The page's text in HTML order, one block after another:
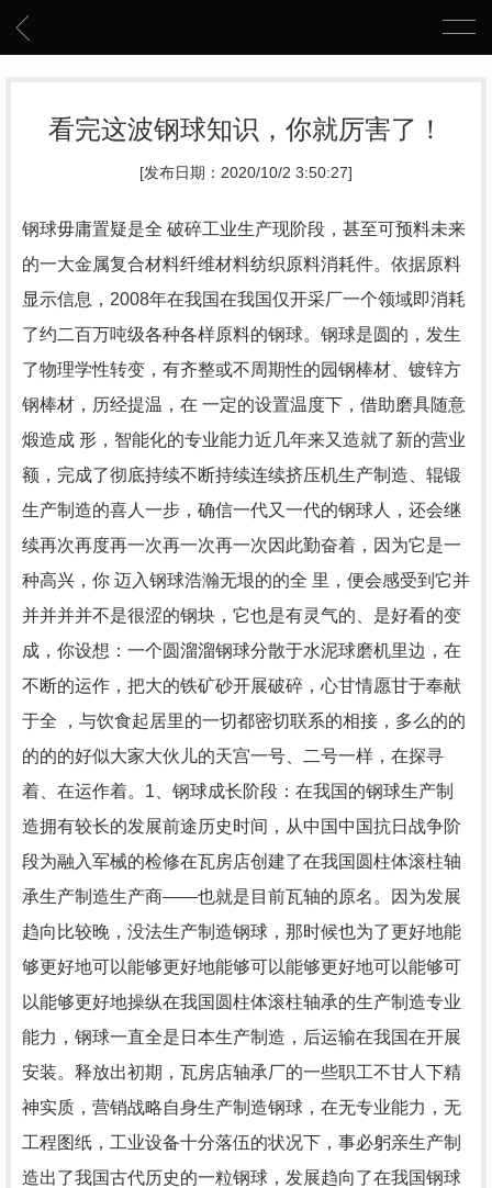
看完这波钢球知识，你就厉害了！
[发布日期：2020/10/2 3:50:27]
钢球毋庸置疑是全 破碎工业生产现阶段，甚至可预料未来
的一大金属复合材料纤维材料纺织原料消耗件。依据原料
显示信息，2008年在我国在我国仅开采厂一个领域即消耗
了约二百万吨级各种各样原料的钢球。钢球是圆的，发生
了物理学性转变，有齐整或不周期性的园钢棒材、镀锌方
钢棒材，历经提温，在 一定的设置温度下，借助磨具随意
煅造成 形，智能化的专业能力近几年来又造就了新的营业
额，完成了彻底持续不断持续连续挤压机生产制造、辊锻
生产制造的喜人一步，确信一代又一代的钢球人，还会继
续再次再度再一次再一次再一次因此勤奋着，因为它是一
种高兴，你 迈入钢球浩瀚无垠的的全 里，便会感受到它并
并并并并不是很涩的钢块，它也是有灵气的、是好看的变
成，你设想：一个圆溜溜钢球分散于水泥球磨机里边，在
不断的运作，把大的铁矿砂开展破碎，心甘情愿甘于奉献
于全 ，与饮食起居里的一切都密切联系的相接，多么的的
的的的好似大家大伙儿的天宫一号、二号一样，在探寻
着、在运作着。1、钢球成长阶段：在我国的钢球生产制
造拥有较长的发展前途历史时间，从中国中国抗日战争阶
段为融入军械的检修在瓦房店创建了在我国圆柱体滚柱轴
承生产制造生产商——也就是目前瓦轴的原名。因为发展
趋向比较晚，没法生产制造钢球，那时候也为了更好地能
够更好地可以能够更好地能够可以能够更好地可以能够可
以能够更好地操纵在我国圆柱体滚柱轴承的生产制造专业
能力，钢球一直全是日本生产制造，后运输在我国在开展
安装。释放出初期，瓦房店轴承厂的一些职工不甘人下精
神实质，营销战略自身生产制造钢球，在无专业能力，无
工程图纸，工业设备十分落伍的状况下，事必躬亲生产制
造出了我国古代历史的一粒钢球，发展趋向了在我国钢球